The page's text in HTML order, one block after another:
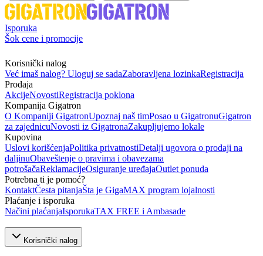
Isporuka
Šok cene i promocije
Korisnički nalog
Već imaš nalog? Uloguj se sadaZaboravljena lozinkaRegistracija
Prodaja
AkcijeNovostiRegistracija poklona
Kompanija Gigatron
O Kompaniji GigatronUpoznaj naš timPosao u GigatronuGigatron
za zajednicuNovosti iz GigatronaZakupljujemo lokale
Kupovina
Uslovi korišćenjaPolitika privatnostiDetalji ugovora o prodaji na
daljinuObaveštenje o pravima i obavezama
potrošačaReklamacijeOsiguranje uređajaOutlet ponuda
Potrebna ti je pomoć?
KontaktČesta pitanjaŠta je GigaMAX program lojalnosti
Plaćanje i isporuka
Načini plaćanjaIsporukaTAX FREE i Ambasade
Korisnički nalog